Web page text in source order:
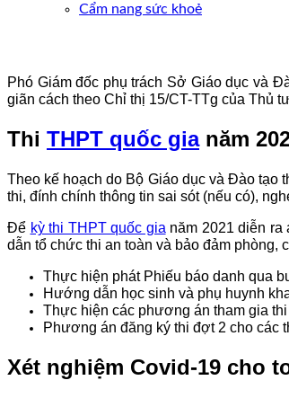
Cẩm nang sức khoẻ
Phó Giám đốc phụ trách Sở Giáo dục và
giãn cách theo Chỉ thị 15/CT-TTg của Thủ
Thi THPT quốc gianăm
Theo kế hoạch do Bộ Giáo dục và Đào tạo
thi, đính chính thông tin sai sót (nếu có),
Để kỳ thi THPT quốc gia năm 2021 diễn
dẫn tổ chức thi an toàn và bảo đảm phòng,
Thực hiện phát Phiếu báo danh qua
Hướng dẫn học sinh và phụ huynh
Thực hiện các phương án tham gia
Phương án đăng ký thi đợt 2 cho các
Xét nghiệm Covid-19 cho